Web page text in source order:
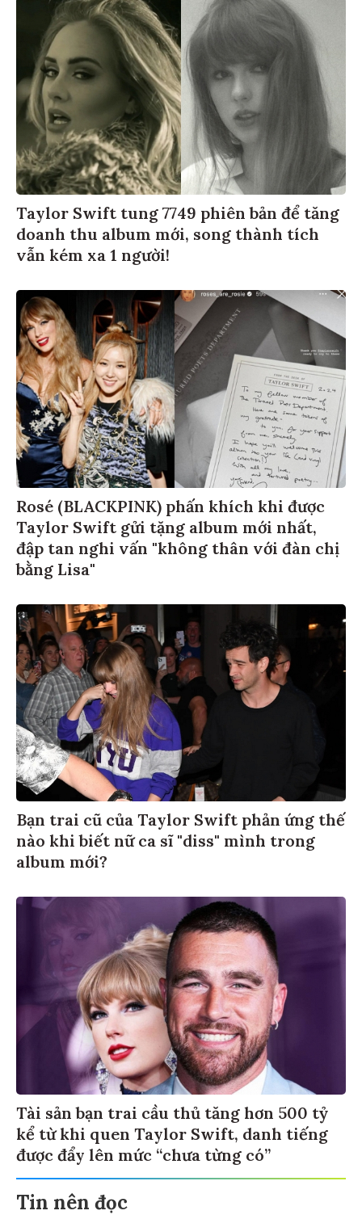
Taylor Swift tung 7749 phiên bản để tăng
doanh thu album mới, song thành tích
vẫn kém xa 1 người!
Rosé (BLACKPINK) phấn khích khi được
Taylor Swift gửi tặng album mới nhất,
đập tan nghi vấn "không thân với đàn chị
bằng Lisa"
Bạn trai cũ của Taylor Swift phản ứng thế
nào khi biết nữ ca sĩ "diss" mình trong
album mới?
Tài sản bạn trai cầu thủ tăng hơn 500 tỷ
kể từ khi quen Taylor Swift, danh tiếng
được đẩy lên mức “chưa từng có”
Tin nên đọc